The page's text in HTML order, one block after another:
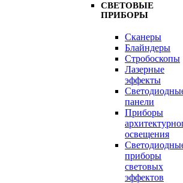
СВЕТОВЫЕ
ПРИБОРЫ
Сканеры
Блайндеры
Стробоскопы
Лазерные
эффекты
панели
Приборы
освещения
приборы
световых
эффектов